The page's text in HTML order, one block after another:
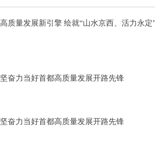
质量发展新引擎 绘就“山水京西、活力永定
奋力当好首都高质量发展开路先锋
奋力当好首都高质量发展开路先锋